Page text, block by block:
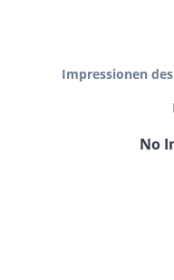
Impressionen
No